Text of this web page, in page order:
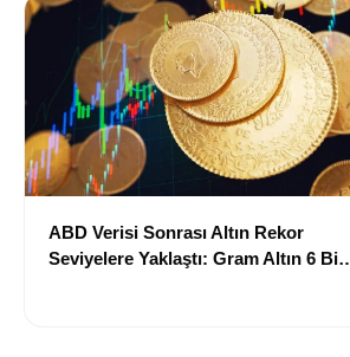
ABD Verisi Sonrası Altın Rekor
Seviyelere Yaklaştı: Gram Altın 6 Bin